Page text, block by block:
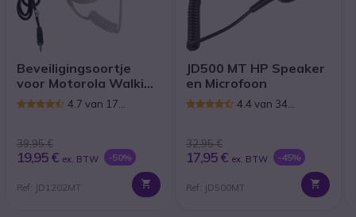
Beveiligingsoortje
voor Motorola Walkie
Talkies 4.7 van 17
39,95 €
19,95 € ex. BTW -50%
Ref: JD1202MT
JD500 MT HP Speaker
en Microfoon
4.4 van 34
32,95 €
17,95 € ex. BTW -45%
Ref: JD500MT